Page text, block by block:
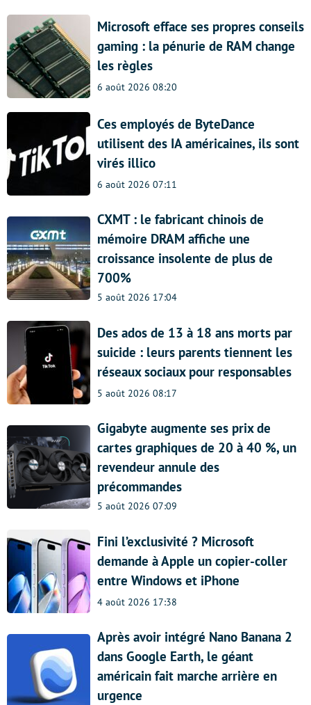
Microsoft efface ses propres conseils
gaming : la pénurie de RAM change
les règles
6 août 2026 08:20
Ces employés de ByteDance
utilisent des IA américaines, ils sont
virés illico
6 août 2026 07:11
CXMT : le fabricant chinois de
mémoire DRAM affiche une
croissance insolente de plus de
700%
5 août 2026 17:04
Des ados de 13 à 18 ans morts par
suicide : leurs parents tiennent les
réseaux sociaux pour responsables
5 août 2026 08:17
Gigabyte augmente ses prix de
cartes graphiques de 20 à 40 %, un
revendeur annule des
précommandes
5 août 2026 07:09
Fini l’exclusivité ? Microsoft
demande à Apple un copier-coller
entre Windows et iPhone
4 août 2026 17:38
Après avoir intégré Nano Banana 2
dans Google Earth, le géant
américain fait marche arrière en
urgence